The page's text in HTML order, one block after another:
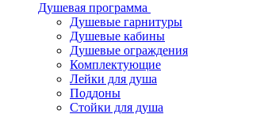
Душевая программа
Душевые гарнитуры
Душевые кабины
Душевые ограждения
Комплектующие
Лейки для душа
Поддоны
Стойки для душа